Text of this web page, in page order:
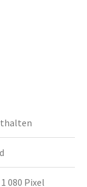
1 080 Pixel